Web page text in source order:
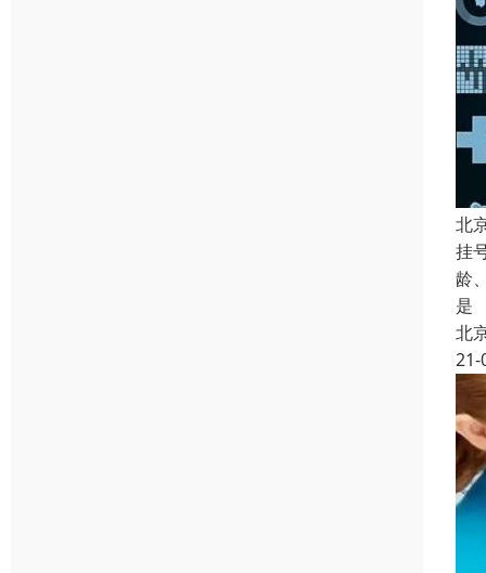
北
挂
龄
是
北
21-